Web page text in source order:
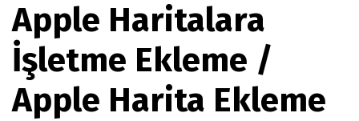
Apple Haritalara
İşletme Ekleme /
Apple Harita Ekleme